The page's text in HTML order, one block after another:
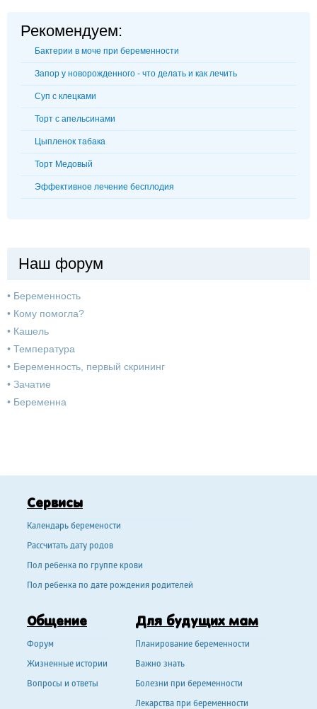
Рекомендуем:
Бактерии в моче при беременности
Запор у новорожденного - что делать и как лечить
Суп с клецками
Торт с апельсинами
Цыпленок табака
Торт Медовый
Эффективное лечение бесплодия
Наш форум
• Беременность
• Кому помогла?
• Кашель
• Температура
• Беременность, первый скрининг
• Зачатие
• Беременна
Сервисы
Календарь беремености
Рассчитать дату родов
Пол ребенка по группе крови
Пол ребенка по дате рождения родителей
Общение
Форум
Жизненные истории
Вопросы и ответы
Для будущих мам
Планирование беременности
Важно знать
Болезни при беременности
Лекарства при беременности